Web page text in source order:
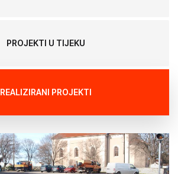
PROJEKTI U TIJEKU
REALIZIRANI PROJEKTI